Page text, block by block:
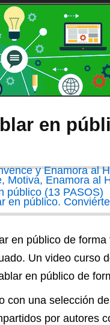
en
en público de
Un video curso
en público de
con una selección
por autores